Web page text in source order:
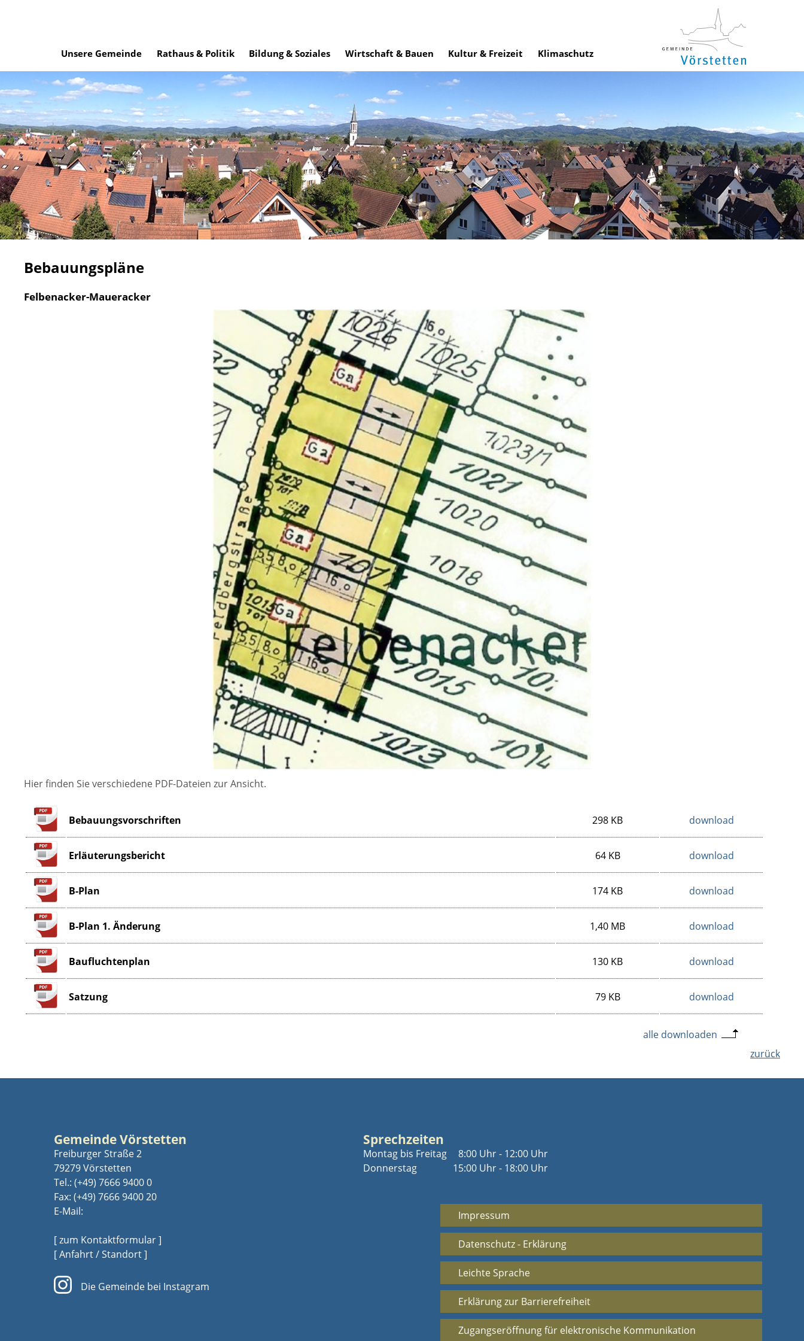
Unsere Gemeinde Rathaus & Politik Bildung & Soziales Wirtschaft & Bauen Kultur & Freizeit Klimaschutz
Bebauungspläne
Felbenacker-Maueracker
Hier finden Sie verschiedene PDF-Dateien zur Ansicht.
Bebauungsvorschriften 298 KB download
Erläuterungsbericht 64 KB download
B-Plan 174 KB download
B-Plan 1. Änderung 1,40 MB download
Baufluchtenplan 130 KB download
Satzung 79 KB download
alle downloaden
zurück
Gemeinde Vörstetten
Freiburger Straße 2
79279 Vörstetten
Tel.: (+49) 7666 9400 0
Fax: (+49) 7666 9400 20
E-Mail:
[ zum Kontaktformular ]
[ Anfahrt / Standort ]
Die Gemeinde bei Instagram
Sprechzeiten
Montag bis Freitag
Donnerstag
8:00 Uhr - 12:00 Uhr
15:00 Uhr - 18:00 Uhr
Impressum
Datenschutz - Erklärung
Leichte Sprache
Erklärung zur Barrierefreiheit
Zugangseröffnung für elektronische Kommunikation